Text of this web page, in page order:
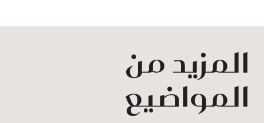
المزيد من
المواضيع